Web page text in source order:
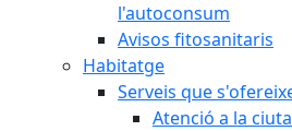
l'autoconsum
Avisos fitosanitaris
Habitatge
Serveis que
Atenció a la